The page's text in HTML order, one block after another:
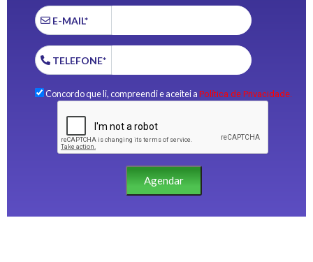
E-MAIL*
TELEFONE*
Concordo que li, compreendi e aceitei a Política de Privacidade.
Agendar